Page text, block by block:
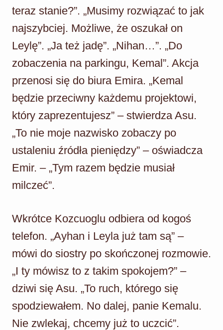
teraz stanie?”. „Musimy rozwiązać to jak
najszybciej. Możliwe, że oszukał on
Leylę”. „Ja też jadę”. „Nihan…”. „Do
zobaczenia na parkingu, Kemal”. Akcja
przenosi się do biura Emira. „Kemal
będzie przeciwny każdemu projektowi,
który zaprezentujesz” – stwierdza Asu.
„To nie moje nazwisko zobaczy po
ustaleniu źródła pieniędzy” – oświadcza
Emir. – „Tym razem będzie musiał
milczeć”.
Wkrótce Kozcuoglu odbiera od kogoś
telefon. „Ayhan i Leyla już tam są” –
mówi do siostry po skończonej rozmowie.
„I ty mówisz to z takim spokojem?” –
dziwi się Asu. „To ruch, którego się
spodziewałem. No dalej, panie Kemalu.
Nie zwlekaj, chcemy już to uczcić”.